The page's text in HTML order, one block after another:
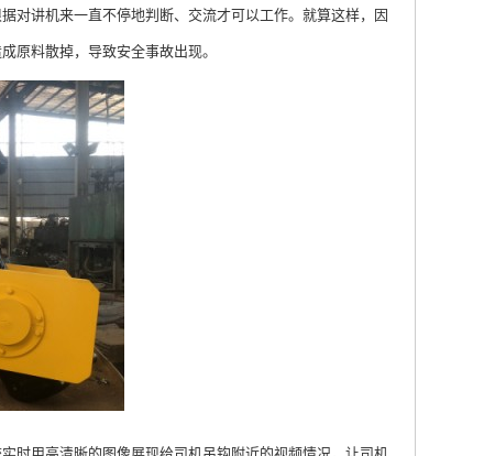
对讲机来一直不停地判断、交流才可以工作。就算这样，因
原料散掉，导致安全事故出现。